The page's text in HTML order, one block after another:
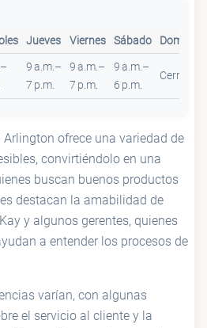
Jueves Viernes Sábado Domingo
9 a.m.–
7 p.m.
9 a.m.–
7 p.m.
9 a.m.–
6 p.m.
Cerrado
ofrece una variedad de
convirtiéndolo en una
buscan buenos productos
destacan la amabilidad de
y algunos gerentes, quienes
a entender los procesos de
varían, con algunas
el servicio al cliente y la